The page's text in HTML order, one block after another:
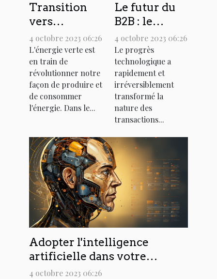
Transition
vers
l'énergie
verte dans le
B2B
4 octobre 2023 06:26
L'énergie verte est
en train de
révolutionner notre
façon de produire et
de consommer
l'énergie. Dans le...
Le futur du
B2B : le
commerce
électronique
4 octobre 2023 06:26
Le progrès
technologique a
rapidement et
irréversiblement
transformé la
nature des
transactions...
Adopter l'intelligence
artificielle dans votre
entreprise
4 octobre 2023 06:26